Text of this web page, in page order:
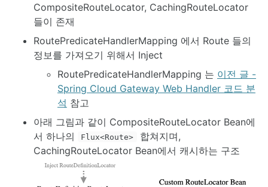
CompositeRouteLocator, CachingRouteLocator
들이 존재
RoutePredicateHandlerMapping 에서 Route 들의
정보를 가져오기 위해서 Inject
RoutePredicateHandlerMapping 는 이전 글 -
Spring Cloud Gateway Web Handler 코드 분
석 참고
아래 그림과 같이 CompositeRouteLocator Bean에
서 하나의
Flux<Route>
합쳐지며,
CachingRouteLocator Bean에서 캐시하는 구조